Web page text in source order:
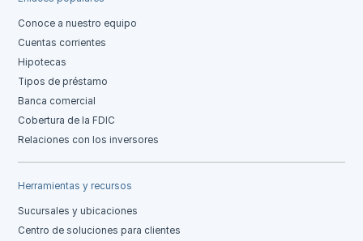
Conoce a nuestro equipo
Cuentas corrientes
Hipotecas
Tipos de préstamo
Banca comercial
Cobertura de la FDIC
Relaciones con los inversores
Herramientas y recursos
Sucursales y ubicaciones
Centro de soluciones para clientes